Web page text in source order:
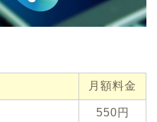
月額料金
550 円